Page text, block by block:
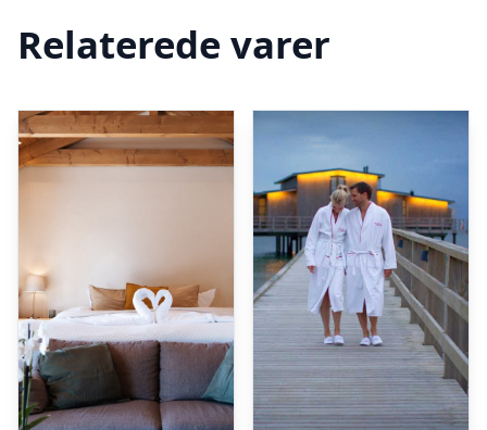
Relaterede varer